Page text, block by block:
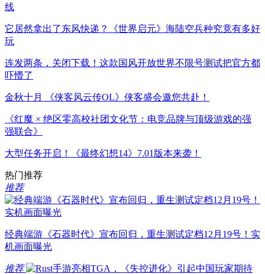
线
它居然拿出了东风快递？《世界启元》海陆空兵种究竟有多好
玩
连发两条，关闭下载！这款国风开放世界不限号测试把官方都
吓懵了
金秋十月 《侠客风云传OL》侠客盛会邀您共赴！
《红魔 × 绝区零高校社团文化节：电竞品牌与顶级游戏的强
强联合》
大型任务开启！《最终幻想14》7.01版本来袭！
热门推荐
推荐
经典端游《石器时代》宣布回归，重生测试定档12月19号！实
机画面曝光
推荐